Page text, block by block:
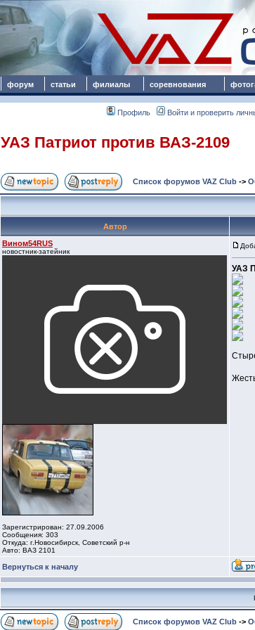
форум статьи филиалы соревнования
Профиль Войти и проверить
УАЗ Патриот против ВАЗ-2109
Список форумов VAZ Club ->
Автор
Вином54RUS
новостник-затейник
Зарегистрирован: 27.09.2006
Сообщения: 303
Откуда: г.Новосибирск, Советский р-н
Авто: ВАЗ 2101
УАЗ
Вернуться к началу
Список форумов VAZ Club ->